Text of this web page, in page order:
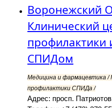
Воронежский
Клинический
профилактики
СПИДом
Медицина и фармацевтика /
профилактики СПИДа /
Адрес: просп.